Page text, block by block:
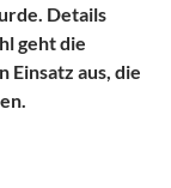
Details
geht die
Einsatz aus, die